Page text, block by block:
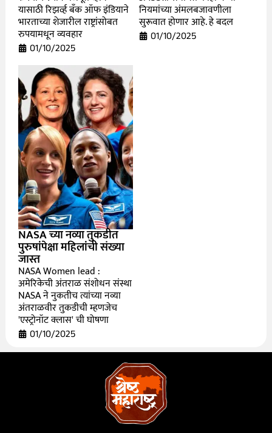
यासाठी रिझर्व्ह बँक ऑफ इंडियाने
भारताच्या शेजारील राष्ट्रांसोबत
रुपयामधून व्यवहार
01/10/2025
नियमांच्या अंमलबजावणीला
सुरूवात होणार आहे. हे बदल
01/10/2025
NASA च्या नव्या तुकडीत
पुरुषांपेक्षा महिलांची संख्या
जास्त
NASA Women lead :
अमेरिकेची अंतराळ संशोधन संस्था
NASA ने नुकतीच त्यांच्या नव्या
अंतराळवीर तुकडीची म्हणजेच
'एस्ट्रोनॉट क्लास' ची घोषणा
01/10/2025